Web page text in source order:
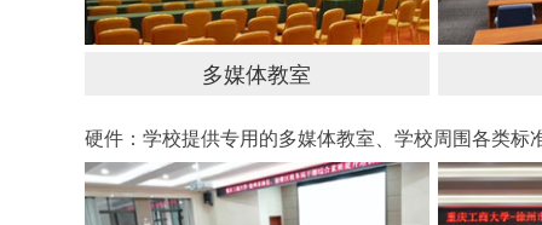
多媒体教室
硬件：学校提供专用的多媒体教室、学校周围各类标